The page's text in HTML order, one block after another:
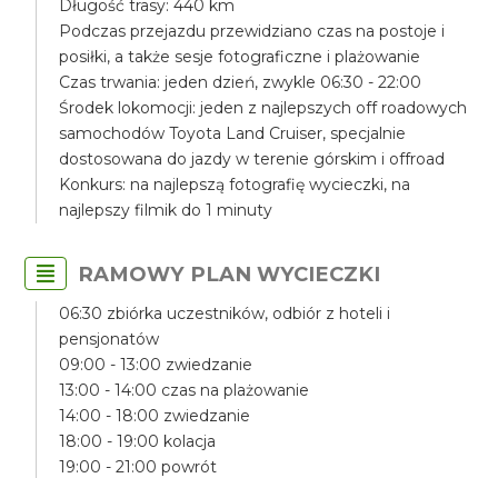
Długość trasy: 440 km
Podczas przejazdu przewidziano czas na postoje i
posiłki, a także sesje fotograficzne i plażowanie
Czas trwania: jeden dzień, zwykle 06:30 - 22:00
Środek lokomocji: jeden z najlepszych off roadowych
samochodów Toyota Land Cruiser, specjalnie
dostosowana do jazdy w terenie górskim i offroad
Konkurs: na najlepszą fotografię wycieczki, na
najlepszy filmik do 1 minuty
RAMOWY PLAN WYCIECZKI
06:30 zbiórka uczestników, odbiór z hoteli i
pensjonatów
09:00 - 13:00 zwiedzanie
13:00 - 14:00 czas na plażowanie
14:00 - 18:00 zwiedzanie
18:00 - 19:00 kolacja
19:00 - 21:00 powrót